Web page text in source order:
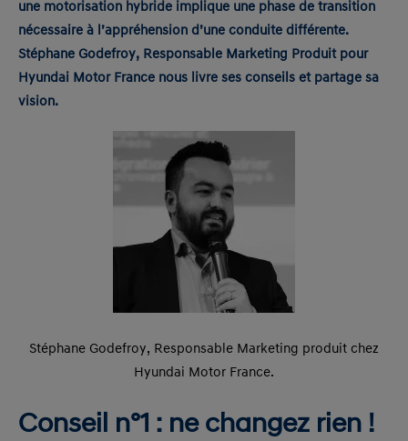
une motorisation hybride implique une phase de transition
nécessaire à l’appréhension d’une conduite différente.
Stéphane Godefroy, Responsable Marketing Produit pour
Hyundai Motor France nous livre ses conseils et partage sa
vision.
Stéphane Godefroy, Responsable Marketing produit chez
Hyundai Motor France.
Conseil n°1 : ne changez rien !